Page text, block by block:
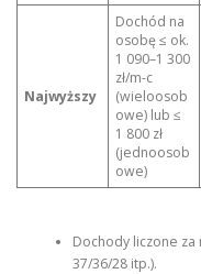
Najwyższy
Dochód na
osobę ≤ ok.
1 090–1 300
zł/m-c
(wieloosob
owe) lub ≤
1 800 zł
(jednoosob
owe)
Dochody liczone za
37/36/28 itp.).